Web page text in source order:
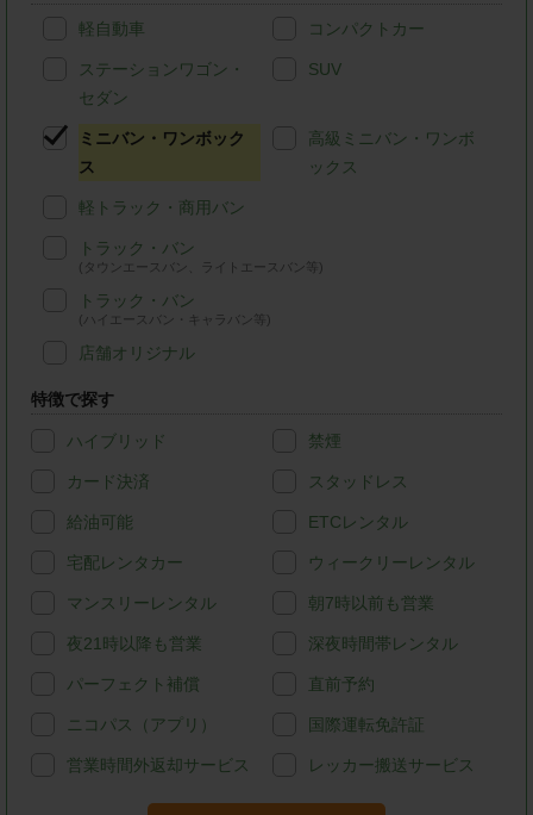
軽自動車 コンパクトカー
ステーションワゴン・
セダン
SUV
ミニバン・ワンボック
ス
高級ミニバン・ワンボ
ックス
軽トラック・商用バン
トラック・バン
(タウンエースバン、ライトエースバン等)
トラック・バン
(ハイエースバン・キャラバン等)
店舗オリジナル
特徴で探す
ハイブリッド 禁煙
カード決済 スタッドレス
給油可能 ETCレンタル
宅配レンタカー ウィークリーレンタル
マンスリーレンタル 朝7時以前も営業
夜21時以降も営業 深夜時間帯レンタル
パーフェクト補償 直前予約
ニコパス（アプリ） 国際運転免許証
営業時間外返却サービス レッカー搬送サービス